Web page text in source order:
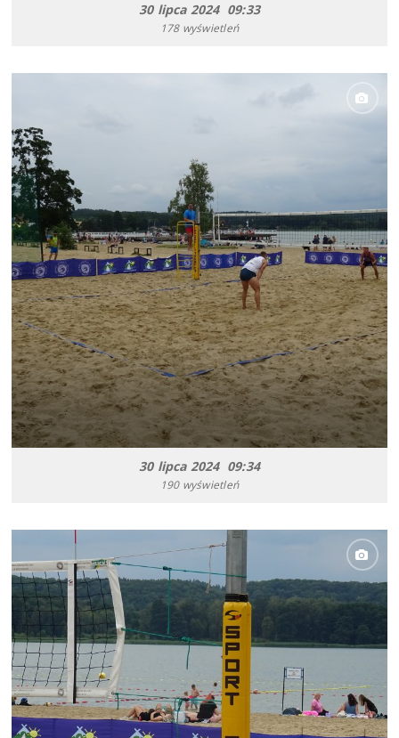
30 lipca 2024 09:33
178 wyświetleń
30 lipca 2024 09:34
190 wyświetleń